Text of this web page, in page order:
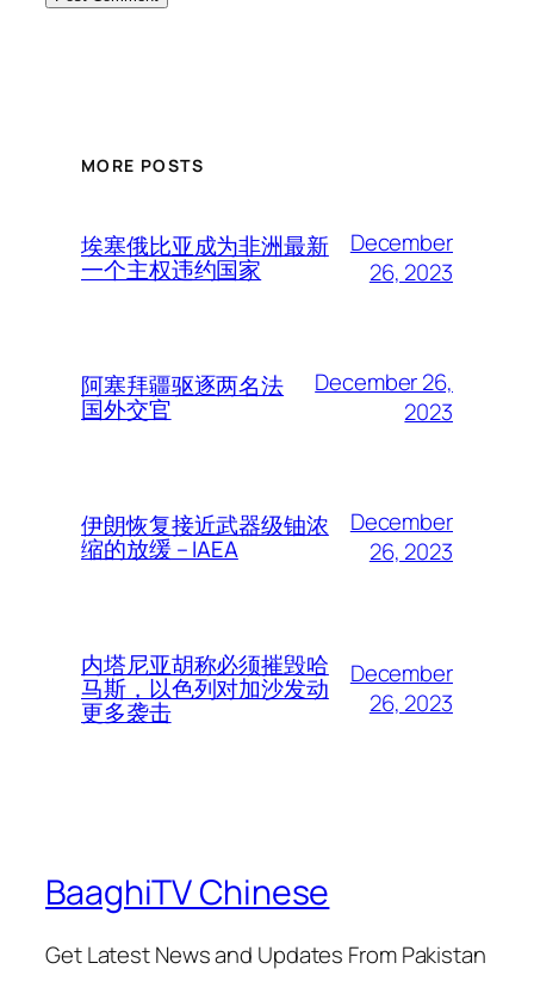
MORE POSTS
埃塞俄比亚成为非洲最新
一个主权违约国家
December
26, 2023
阿塞拜疆驱逐两名法
国外交官
December 26,
2023
伊朗恢复接近武器级铀浓
缩的放缓 – IAEA
December
26, 2023
内塔尼亚胡称必须摧毁哈
马斯，以色列对加沙发动
更多袭击
December
26, 2023
BaaghiTV Chinese
Get Latest News and Updates From Pakistan